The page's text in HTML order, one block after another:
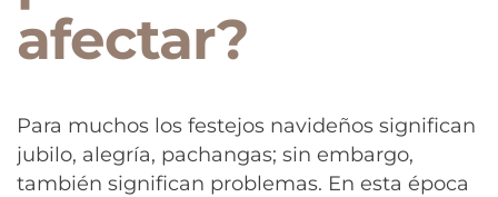
afectar?
Para muchos los festejos navideños significan
jubilo, alegría, pachangas; sin embargo,
también significan problemas. En esta época